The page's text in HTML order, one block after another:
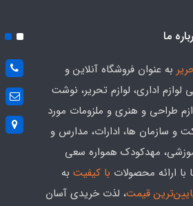
ما
به عنوان فروشگاه آنلاین و
اداری، لوازم تحریر، نوشت
طراحی و هنری و ملزومات مورد
و سازمان ها، ادارات، مدارس و
مهدکودک همواره سعی
با ارائه محصولات با کیفیتبه
قیمت، لذت خریدی آسان